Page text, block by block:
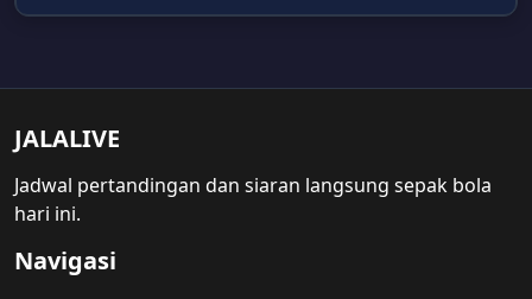
JALALIVE
Jadwal pertandingan dan siaran langsung sepak bola
hari ini.
Navigasi